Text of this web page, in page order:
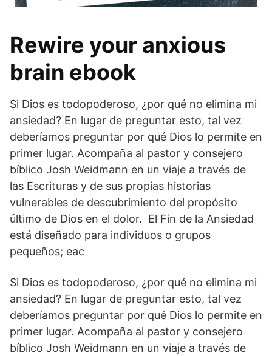
Rewire your anxious
brain ebook
Si Dios es todopoderoso, ¿por qué no elimina mi
ansiedad? En lugar de preguntar esto, tal vez
deberíamos preguntar por qué Dios lo permite en
primer lugar. Acompaña al pastor y consejero
bíblico Josh Weidmann en un viaje a través de
las Escrituras y de sus propias historias
vulnerables de descubrimiento del propósito
último de Dios en el dolor. El Fin de la Ansiedad
está diseñado para individuos o grupos
pequeños; eac
Si Dios es todopoderoso, ¿por qué no elimina mi
ansiedad? En lugar de preguntar esto, tal vez
deberíamos preguntar por qué Dios lo permite en
primer lugar. Acompaña al pastor y consejero
bíblico Josh Weidmann en un viaje a través de